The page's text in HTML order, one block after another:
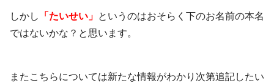
しかし 「たいせい」 というのはおそらく下のお名前の本名
ではないかな？と思います。
またこちらについては新たな情報がわかり次第追記したい